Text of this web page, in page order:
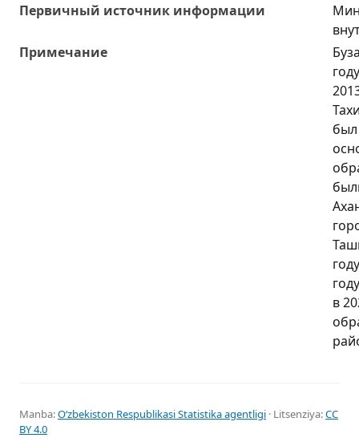
Первичный источник информации
Примечание
был
в
Manba:Oʻzbekiston Respublikasi Statistika agentligi · Litsenziya:CC
BY 4.0